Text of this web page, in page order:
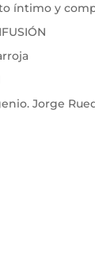
íntimo y
Jorge